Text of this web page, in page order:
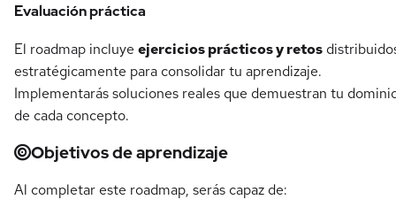
Evaluación práctica
El roadmap incluye ejercicios prácticos y retos
estratégicamente para consolidar tu aprendizaje.
Implementarás soluciones reales que demuestran tu
de cada concepto.
Objetivos de aprendizaje
Al completar este roadmap, serás capaz de: